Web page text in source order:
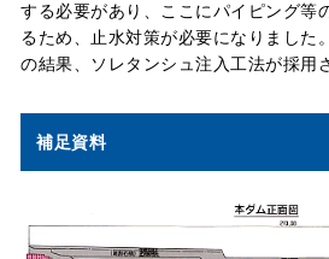
する必要があり、ここにパイピング等
るため、止水対策が必要になりました
の結果、ソレタンシュ注入工法が採用
補足資料